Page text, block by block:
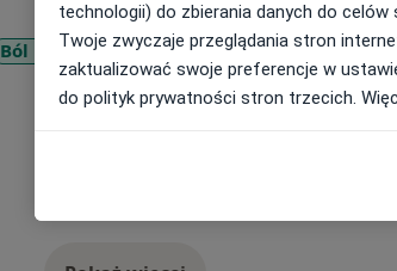
Ból biodra Bóle mięśni Zespół cieśni
technologii) do zbierania danych do
Twoje zwyczaje przeglądania stron
zaktualizować swoje preferencje w
do polityk prywatności stron trzecich.